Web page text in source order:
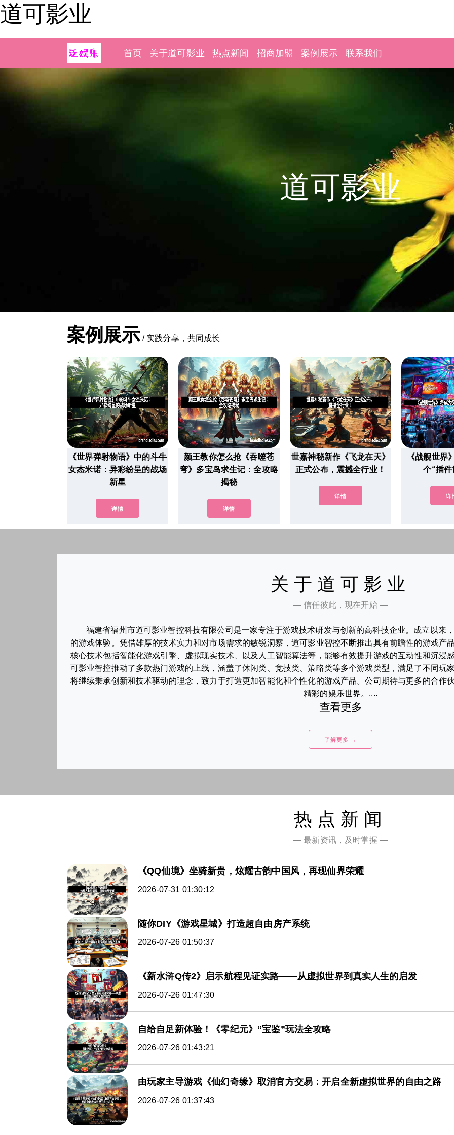
道可影业
首页 关于道可影业 热点新闻 招商加盟 案例展示 联系我们
道可影业
案例展示 / 实践分享，共同成长
《世界弹射物语》中的斗牛
女杰米诺：异彩纷呈的战场
新星
详情
颜王教你怎么抢《吞噬苍
穹》多宝岛求生记：全攻略
揭秘
详情
世嘉神秘新作《飞龙在天》
正式公布，震撼全行业！
详情
《战舰世界
个“插件
详
关于道可影业
— 信任彼此，现在开始 —
福建省福州市道可影业智控科技有限公司是一家专注于游戏技术研发与创新的高科技企业。成立以来
的游戏体验。凭借雄厚的技术实力和对市场需求的敏锐洞察，道可影业智控不断推出具有前瞻性的游戏产
核心技术包括智能化游戏引擎、虚拟现实技术、以及人工智能算法等，能够有效提升游戏的互动性和沉浸
可影业智控推动了多款热门游戏的上线，涵盖了休闲类、竞技类、策略类等多个游戏类型，满足了不同玩
将继续秉承创新和技术驱动的理念，致力于打造更加智能化和个性化的游戏产品。公司期待与更多的合作
精彩的娱乐世界。....
查看更多
了解更多 →
热点新闻
— 最新资讯，及时掌握 —
《QQ仙境》坐骑新贵，炫耀古韵中国风，再现仙界荣耀
2026-07-31 01:30:12
随你DIY《游戏星城》打造超自由房产系统
2026-07-26 01:50:37
《新水浒Q传2》启示航程见证实路——从虚拟世界到真实人生的启发
2026-07-26 01:47:30
自给自足新体验！《零纪元》“宝鉴”玩法全攻略
2026-07-26 01:43:21
由玩家主导游戏《仙幻奇缘》取消官方交易：开启全新虚拟世界的自由之路
2026-07-26 01:37:43